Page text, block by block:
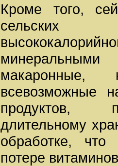
Кроме того,
сельских
макаронные,
всевозможные
продуктов,
длительному
обработке,
потере